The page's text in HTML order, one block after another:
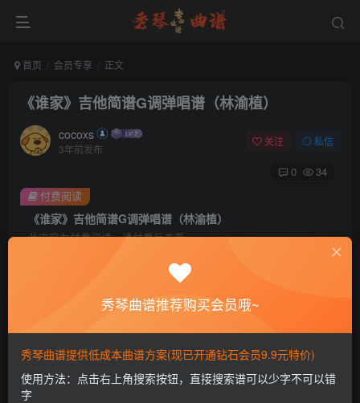
首页 会员专享 正文
《谁家》吉他简谱G调弹唱谱（林渝植）
cocoxs
3年前发布
关注 私信
0 34
《谁家》吉他简谱G调弹唱谱（林渝植）
此内容为付费阅读，请付费后查看
会员专属资源
黄金会员免费 钻石会员
开通会员
付费阅读
秀琴曲谱推荐购买会员哦~
秀琴曲谱提供低成本曲谱方案(现已开通钻石会员9.9元特价)
使用方法：点击右上角搜索按钮，直接搜索谱可以少字不可以错
字